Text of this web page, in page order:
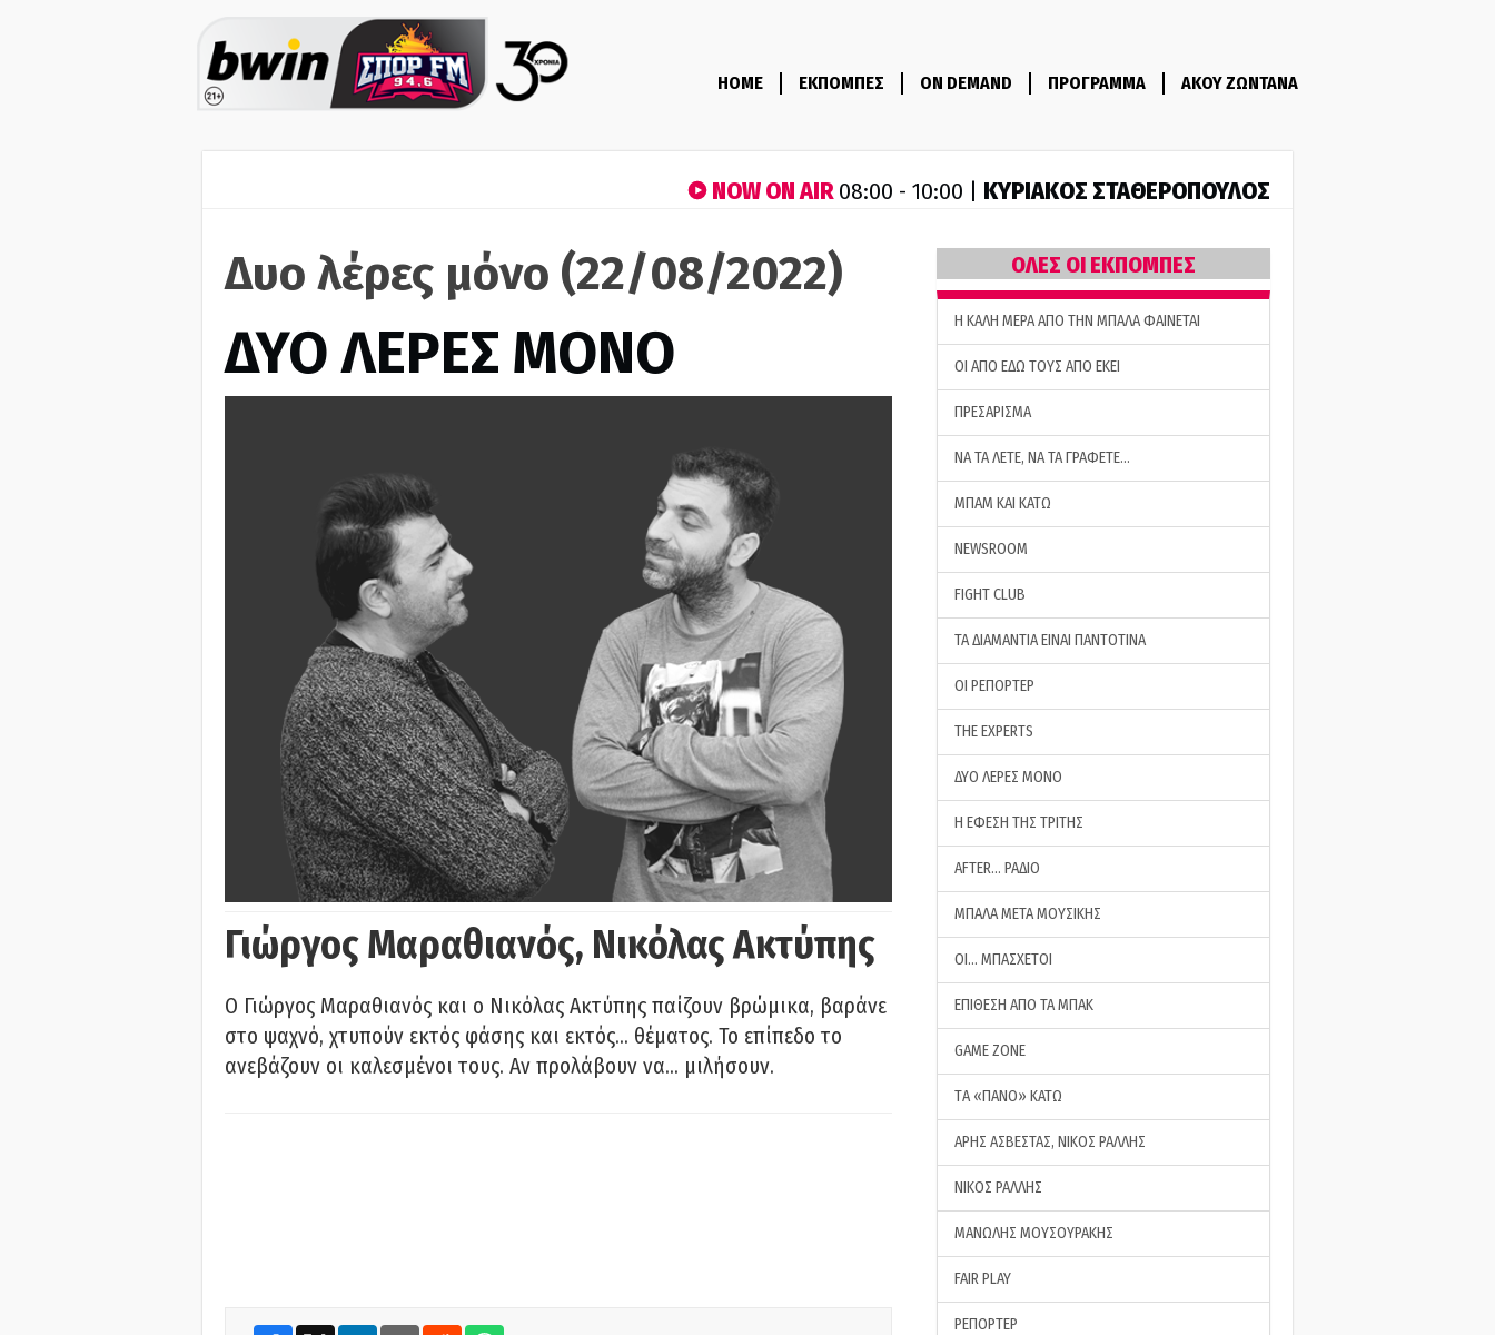
HOME ΕΚΠΟΜΠΕΣ ON DEMAND ΠΡΟΓΡΑΜΜΑ ΑΚΟΥ ΖΩΝΤΑΝΑ
NOW ON AIR08:00 - 10:00 | ΚΥΡΙΑΚΟΣ ΣΤΑΘΕΡΟΠΟΥΛΟΣ
Δυο λέρες μόνο (22/08/2022)
ΔΥΟ ΛΕΡΕΣ ΜΟΝΟ
Γιώργος Μαραθιανός, Νικόλας Ακτύπης
Ο Γιώργος Μαραθιανός και ο Νικόλας Ακτύπης παίζουν βρώμικα, βαράνε
στο ψαχνό, χτυπούν εκτός φάσης και εκτός… θέματος. Το επίπεδο το
ανεβάζουν οι καλεσμένοι τους. Αν προλάβουν να… μιλήσουν.
ΟΛΕΣ ΟΙ ΕΚΠΟΜΠΕΣ
H ΚΑΛΗ ΜΕΡΑ ΑΠΟ ΤΗΝ ΜΠΑΛΑ ΦΑΙΝΕΤΑΙ
ΟΙ ΑΠΟ ΕΔΩ ΤΟΥΣ ΑΠΟ ΕΚΕΙ
ΠΡΕΣΑΡΙΣΜΑ
ΝΑ ΤΑ ΛΕΤΕ, ΝΑ ΤΑ ΓΡΑΦΕΤΕ…
ΜΠΑΜ ΚΑΙ ΚΑΤΩ
NEWSROOM
FIGHT CLUB
ΤΑ ΔΙΑΜΑΝΤΙΑ ΕΙΝΑΙ ΠΑΝΤΟΤΙΝΑ
ΟΙ ΡΕΠΟΡΤΕΡ
THE EXPERTS
ΔΥΟ ΛΕΡΕΣ ΜΟΝΟ
Η ΕΦΕΣΗ ΤΗΣ ΤΡΙΤΗΣ
AFTER… ΡΑΔΙΟ
ΜΠΑΛΑ ΜΕΤΑ ΜΟΥΣΙΚΗΣ
ΟΙ… ΜΠΑΣΧΕΤΟΙ
ΕΠΙΘΕΣΗ ΑΠΟ ΤΑ ΜΠΑΚ
GAME ZONE
ΤA «ΠΑΝΟ» ΚΑΤΩ
ΑΡΗΣ ΑΣΒΕΣΤΑΣ, ΝΙΚΟΣ ΡΑΛΛΗΣ
ΝΙΚΟΣ ΡΑΛΛΗΣ
ΜΑΝΩΛΗΣ ΜΟΥΣΟΥΡΑΚΗΣ
FAIR PLAY
ΡΕΠΟΡΤΕΡ